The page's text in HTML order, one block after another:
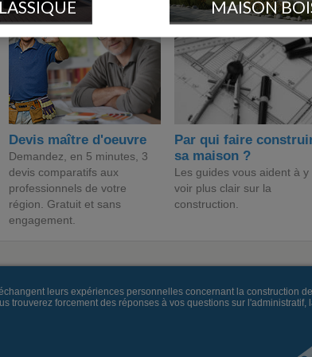
Devis maître d'oeuvre
Demandez, en 5 minutes, 3
devis comparatifs aux
professionnels de votre
région. Gratuit et sans
engagement.
Par qui faire
sa maison ?
Les guides vous aident à y
voir plus clair sur la
construction.
leurs expériences personnelles concernant la construction
trouverez forcement des réponses à vos questions sur
MAISON